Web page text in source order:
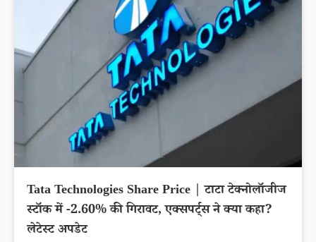
Tata Technologies Share Price | टाटा टेक्नोलॉजीज
स्टॉक में -2.60% की गिरावट, एक्सपर्ट्स ने क्या कहा?
लेटेस्ट अपडेट